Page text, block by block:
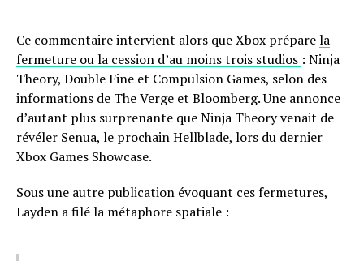
Ce commentaire intervient alors que Xbox préparela
fermeture ou la cession d’au moins trois studios : Ninja
Theory, Double Fine et Compulsion Games, selon des
informations de The Verge et Bloomberg. Une annonce
d’autant plus surprenante que Ninja Theory venait de
révéler Senua, le prochain Hellblade, lors du dernier
Xbox Games Showcase.
Sous une autre publication évoquant ces fermetures,
Layden a filé la métaphore spatiale :